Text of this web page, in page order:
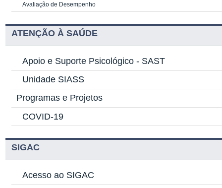
Avaliação de Desempenho
ATENÇÃO À SAÚDE
Apoio e Suporte Psicológico - SAST
Unidade SIASS
Programas e Projetos
COVID-19
SIGAC
Acesso ao SIGAC